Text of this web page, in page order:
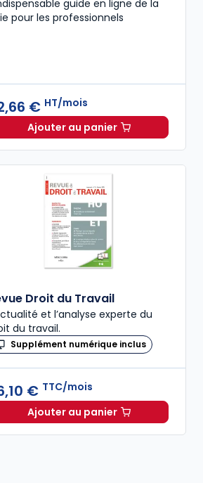
des ressources humaines à 68,05 €
guide en ligne de la
pour les professionnels
€ HT/mois
Ajouter au panierGuide Paie à 82,66 €
mois
Droit du Travail
et l’analyse experte du
du travail.
Supplément numérique inclus
€ TTC/mois
Ajouter au panierRevue Droit du Travail à